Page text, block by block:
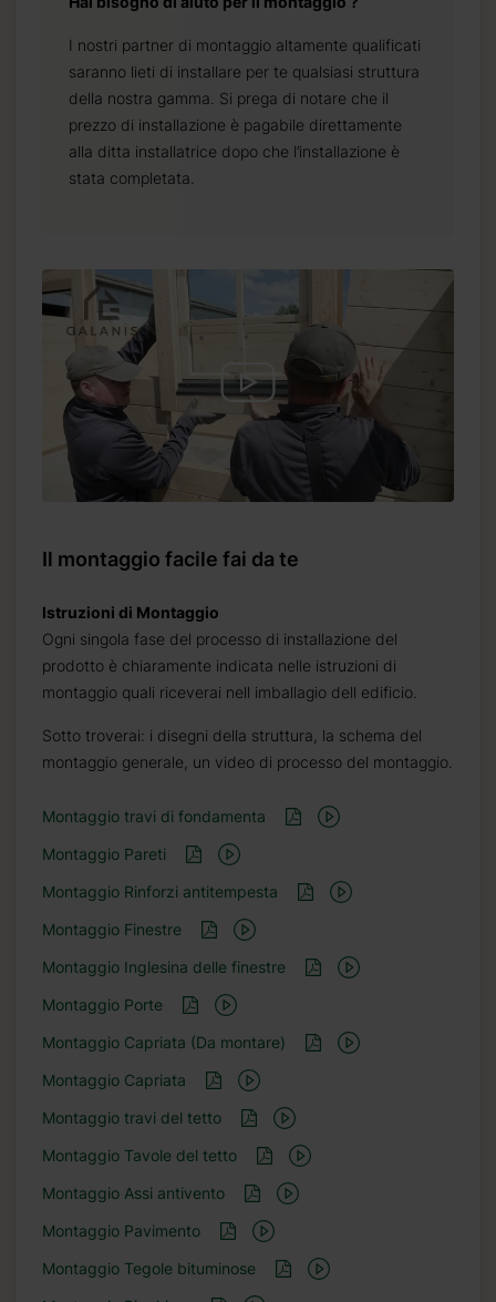
I nostri partner di montaggio altamente qualificati
saranno lieti di installare per te qualsiasi struttura
della nostra gamma. Si prega di notare che il
prezzo di installazione è pagabile direttamente
alla ditta installatrice dopo che l’installazione è
stata completata.
Il montaggio facile fai da te
Istruzioni di Montaggio
Ogni singola fase del processo di installazione del
prodotto è chiaramente indicata nelle istruzioni di
montaggio quali riceverai nell imballagio dell edificio.
Sotto troverai: i disegni della struttura, la schema del
montaggio generale, un video di processo del montaggio.
Montaggio travi di fondamenta
Montaggio Pareti
Montaggio Rinforzi antitempesta
Montaggio Finestre
Montaggio Inglesina delle finestre
Montaggio Porte
Montaggio Capriata (Da montare)
Montaggio Capriata
Montaggio travi del tetto
Montaggio Tavole del tetto
Montaggio Assi antivento
Montaggio Pavimento
Montaggio Tegole bituminose